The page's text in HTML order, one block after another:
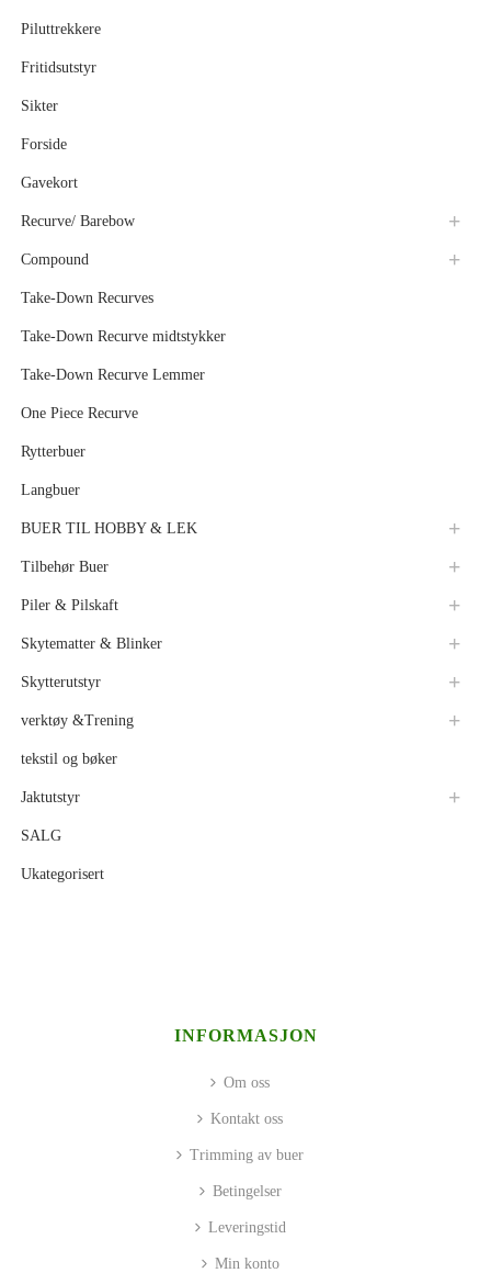
Piluttrekkere
Fritidsutstyr
Sikter
Forside
Gavekort
Recurve/ Barebow
Compound
Take-Down Recurves
Take-Down Recurve midtstykker
Take-Down Recurve Lemmer
One Piece Recurve
Rytterbuer
Langbuer
BUER TIL HOBBY & LEK
Tilbehør Buer
Piler & Pilskaft
Skytematter & Blinker
Skytterutstyr
verktøy &Trening
tekstil og bøker
Jaktutstyr
SALG
Ukategorisert
INFORMASJON
Om oss
Kontakt oss
Trimming av buer
Betingelser
Leveringstid
Min konto